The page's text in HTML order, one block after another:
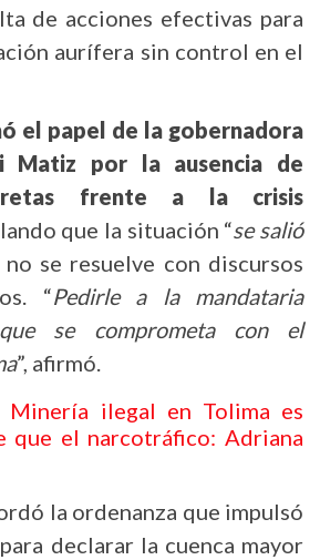
de acciones efectivas para
aurífera sin control en el
el papel de la gobernadora
Matiz por la ausencia de
frente a la crisis
que la situación “se salió
no se resuelve con discursos
“Pedirle a la mandataria
que se comprometa con el
”, afirmó.
Minería ilegal en Tolima es
que el narcotráfico: Adriana
la ordenanza que impulsó
declarar la cuenca mayor